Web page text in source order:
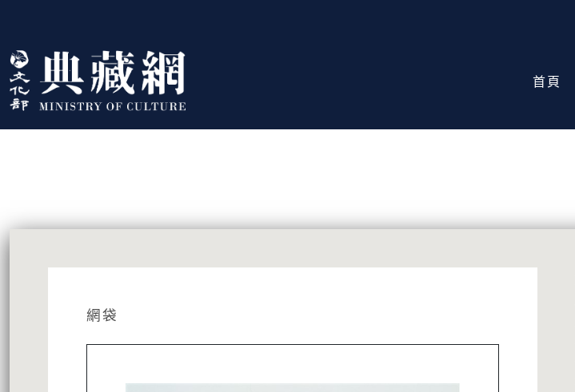
::: 首頁
網袋